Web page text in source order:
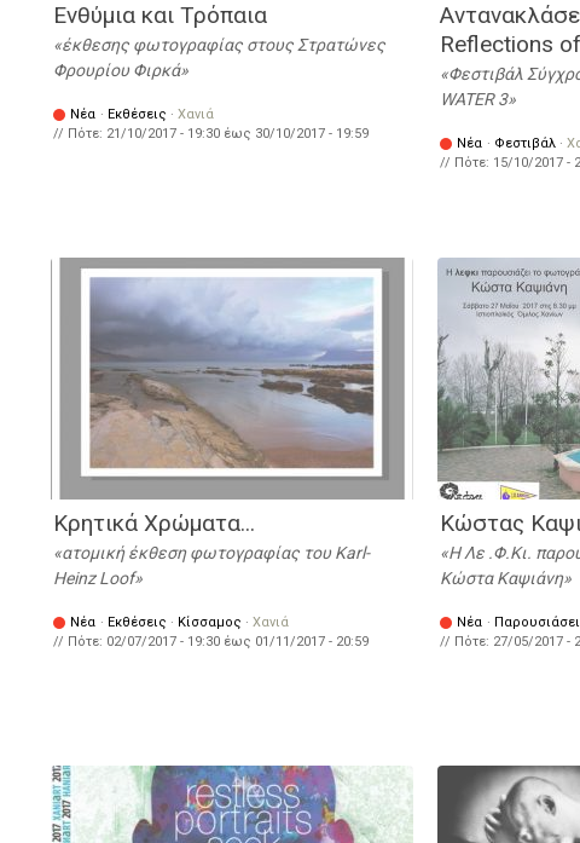
Ενθύμια και Τρόπαια
έκθεσης φωτογραφίας στους Στρατώνες
Φρουρίου Φιρκά
Νέα · Εκθέσεις · Χανιά
// Πότε: 21/10/2017 - 19:30 έως 30/10/2017 - 19:59
Reflections
Φεστιβάλ
WATER 3
Νέα · Φεστιβάλ ·
// Πότε: 15/10/2017 -
Κρητικά Χρώματα...
ατομική έκθεση φωτογραφίας του Karl-
Heinz Loof
Νέα · Εκθέσεις · Κίσσαμος · Χανιά
// Πότε: 02/07/2017 - 19:30 έως 01/11/2017 - 20:59
Κώστας
Η Λε .Φ.Κι.
Κώστα Καψιάνη
Νέα ·
// Πότε: 27/05/2017 -